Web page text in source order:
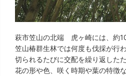
萩市笠山の北端 虎ヶ崎には、約
笠山椿群生林では何度も伐採が行わ
切られるたびに交配を繰り返した
花の形や色、咲く時期や葉の特徴